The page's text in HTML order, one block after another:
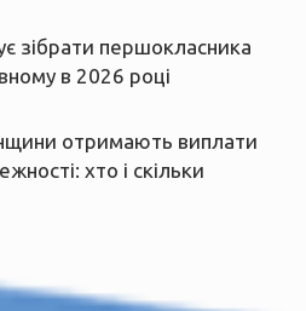
зібрати першокласника
в 2026 році
отримають виплати
хто і скільки